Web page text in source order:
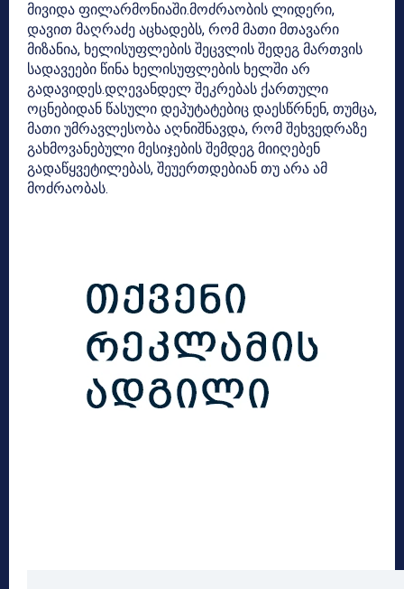
მივიდა ფილარმონიაში.მოძრაობის ლიდერი,
დავით მაღრაძე აცხადებს, რომ მათი მთავარი
მიზანია, ხელისუფლების შეცვლის შედეგ მართვის
სადავეები წინა ხელისუფლების ხელში არ
გადავიდეს.დღევანდელ შეკრებას ქართული
ოცნებიდან წასული დეპუტატებიც დაესწრნენ, თუმცა,
მათი უმრავლესობა აღნიშნავდა, რომ შეხვედრაზე
გახმოვანებული მესიჯების შემდეგ მიიღებენ
გადაწყვეტილებას, შეუერთდებიან თუ არა ამ
მოძრაობას.